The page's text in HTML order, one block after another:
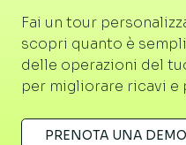
Fai un tour
scopri quanto è
delle operazioni del
per migliorare ricavi e
PRENOTA UNA DEMO